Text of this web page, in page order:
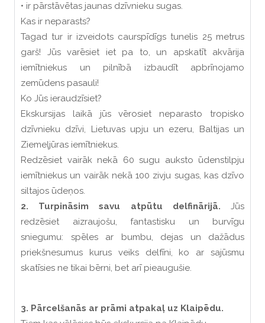
• ir pārstāvētas jaunas dzīvnieku sugas.
Kas ir neparasts?
Tagad tur ir izveidots caurspīdīgs tunelis 25 metrus
garš! Jūs varēsiet iet pa to, un apskatīt akvārija
iemītniekus un pilnībā izbaudīt apbrīnojamo
zemūdens pasauli!
Ko Jūs ieraudzīsiet?
Ekskursijas laikā jūs vērosiet neparasto tropisko
dzīvnieku dzīvi, Lietuvas upju un ezeru, Baltijas un
Ziemeļjūras iemītniekus.
Redzēsiet vairāk nekā 60 sugu auksto ūdenstilpju
iemītniekus un vairāk nekā 100 zivju sugas, kas dzīvo
siltajos ūdeņos.
2. Turpināsim savu atpūtu delfinārijā. Jūs
redzēsiet aizraujošu, fantastisku un burvīgu
sniegumu: spēles ar bumbu, dejas un dažādus
priekšnesumus kurus veiks delfīni, ko ar sajūsmu
skatīsies ne tikai bērni, bet arī pieaugušie.
3. Pārcelšanās ar prāmi atpakaļ uz Klaipēdu.